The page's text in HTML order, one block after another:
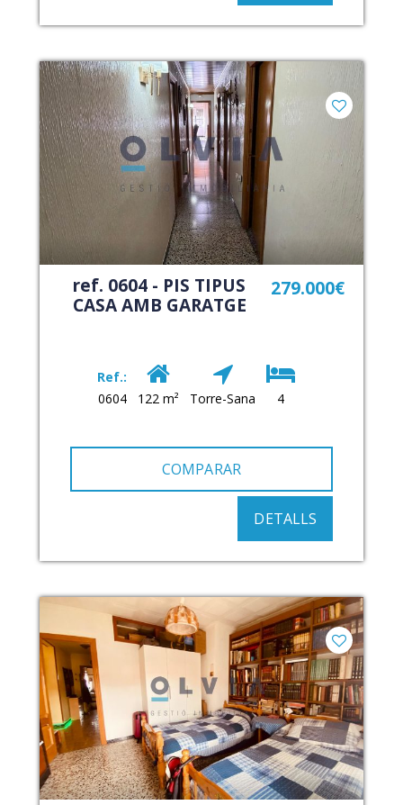
ref. 0604 - PIS TIPUS
CASA AMB GARATGE
279.000€
Ref.:
0604
122 m² Torre-Sana 4
COMPARAR
DETALLS